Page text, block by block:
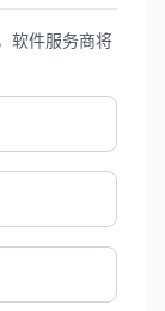
软件服务商将